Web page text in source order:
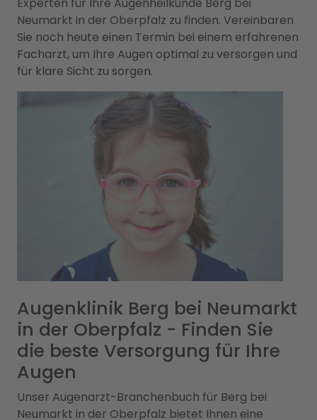
Neumarkt in der Oberpfalz zu finden. Vereinbaren
Sie noch heute einen Termin bei einem erfahrenen
Facharzt, um Ihre Augen optimal zu versorgen und
für klare Sicht zu sorgen.
Augenklinik Berg bei Neumarkt
in der Oberpfalz - Finden Sie
die beste Versorgung für Ihre
Augen
Unser Augenarzt-Branchenbuch für Berg bei
Neumarkt in der Oberpfalz bietet Ihnen eine